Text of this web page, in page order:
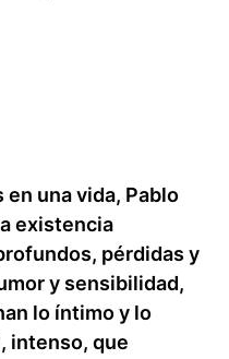
en una vida, Pablo
existencia
pérdidas y
y sensibilidad,
lo íntimo y lo
intenso, que